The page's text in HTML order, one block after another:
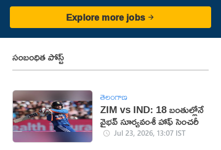
Explore more jobs
సంబంధిత పోస్ట్
తెలంగాణ
ZIM vs IND: 18 బంతుల్లోనే
వైభవ్ సూర్యవంశీ హాఫ్‌ సెంచరీ
Jul 23, 2026, 13:07 IST